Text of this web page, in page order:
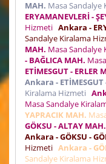
MAH. Masa Sandalye
ERYAMANEVLERİ -
Hizmeti Ankara -
Sandalye Kiralama
MAH. Masa Sandalye
- BAĞLICA MAH.
ETİMESGUT - ERLER
Ankara -
Kiralama Hizmeti
Masa Sandalye
YAPRACIK MAH.
GÖKSU - ALTAY MAH.
Ankara - GÖKSU -
Hizmeti Ankara -
Sandalye Kiralama